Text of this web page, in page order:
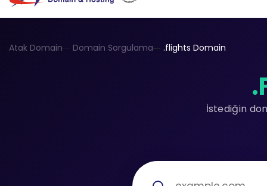
Atak Domain Domain Sorgulama .flights Domain
İstediğin